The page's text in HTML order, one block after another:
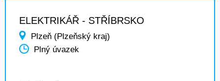
ELEKTRIKÁŘ - STŘÍBRSKO
Plzeň (Plzeňský kraj)
Plný úvazek